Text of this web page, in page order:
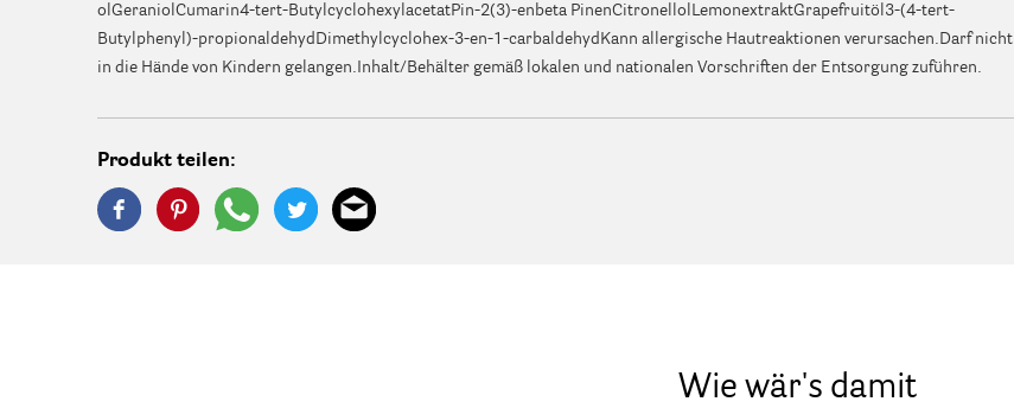
olGeraniolCumarin4-tert-ButylcyclohexylacetatPin-2(3)-enbeta PinenCitronellolLemonextraktGrapefruitöl3-(4-tert-
Butylphenyl)-propionaldehydDimethylcyclohex-3-en-1-carbaldehydKann allergische Hautreaktionen verursachen.Darf nicht
in die Hände von Kindern gelangen.Inhalt/Behälter gemäß lokalen und nationalen Vorschriften der Entsorgung zuführen.
Produkt teilen:
Wie wär's damit